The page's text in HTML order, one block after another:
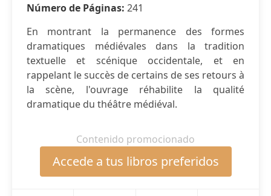
Número de Páginas: 241
En montrant la permanence des formes
dramatiques médiévales dans la tradition
textuelle et scénique occidentale, et en
rappelant le succès de certains de ses retours à
la scène, l'ouvrage réhabilite la qualité
dramatique du théâtre médiéval.
Contenido promocionado
Accede a tus libros preferidos